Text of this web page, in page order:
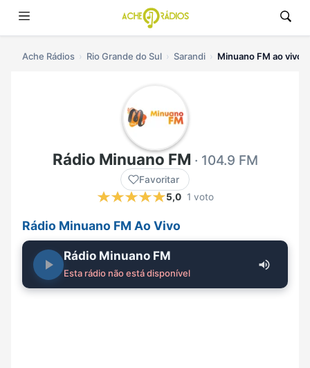
Ache Rádios Rio Grande do Sul Sarandi Minuano FM ao vivo
Rádio Minuano FM · 104.9 FM
Favoritar
5,0 1 voto
Rádio Minuano FM Ao Vivo
Rádio Minuano FM
Esta rádio não está disponível